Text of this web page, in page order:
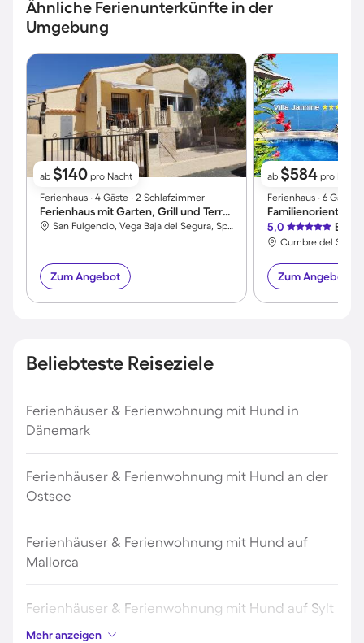
Ähnliche Ferienunterkünfte in der
Umgebung
ab $140 pro Nacht
Ferienhaus ∙ 4 Gäste ∙ 2 Schlafzimmer
Ferienhaus mit Garten, Grill und Terrasse
San Fulgencio, Vega Baja del Segura, Spanien
Zum Angebot
ab $584 pro Nacht
Ferienhaus ∙ 6 Gäste
5,0
Cumbre del Sol,
Zum Angebot
Beliebteste Reiseziele
Ferienhäuser & Ferienwohnung mit Hund in
Dänemark
Ferienhäuser & Ferienwohnung mit Hund an der
Ostsee
Ferienhäuser & Ferienwohnung mit Hund auf
Mallorca
Ferienhäuser & Ferienwohnung mit Hund auf Sylt
Mehr anzeigen